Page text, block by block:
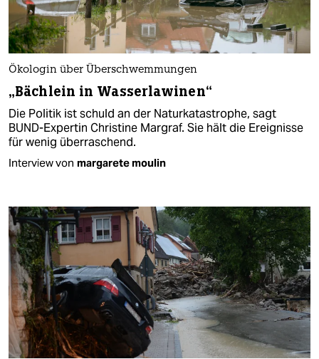
Ökologin über Überschwemmungen
„Bächlein in Wasserlawinen“
Die Politik ist schuld an der Naturkatastrophe, sagt
BUND-Expertin Christine Margraf. Sie hält die Ereignisse
für wenig überraschend.
Interview von margarete moulin